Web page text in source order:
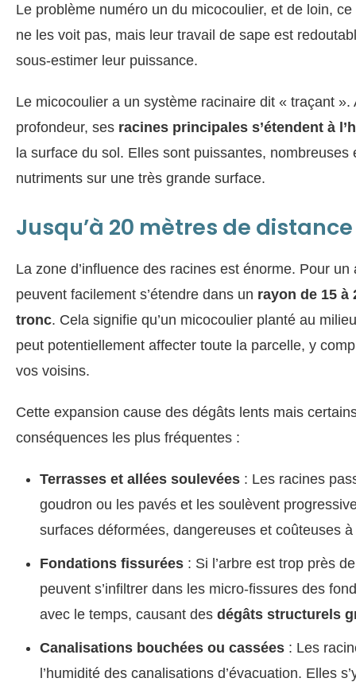
Le problème numéro un du micocoulier, et de loin,
ne les voit pas, mais leur travail de sape est
sous-estimer leur puissance.
Le micocoulier a un système racinaire dit « traçant ».
profondeur, ses racines principales s’étendent à
la surface du sol. Elles sont puissantes, nombreuses
nutriments sur une très grande surface.
Jusqu’à 20 mètres de distance
La zone d’influence des racines est énorme. Pour
peuvent facilement s’étendre dans un rayon de 15 à
tronc. Cela signifie qu’un micocoulier planté au
peut potentiellement affecter toute la parcelle, y
vos voisins.
Cette expansion cause des dégâts lents mais
conséquences les plus fréquentes :
Terrasses et allées soulevées : Les racines
goudron ou les pavés et les soulèvent
surfaces déformées, dangereuses et coûteuses à
Fondations fissurées : Si l’arbre est trop près
peuvent s’infiltrer dans les micro-fissures des
avec le temps, causant des dégâts structurels
Canalisations bouchées ou cassées : Les
l’humidité des canalisations d’évacuation. Elles